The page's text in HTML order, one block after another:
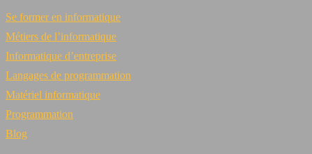
Se former en informatique
Métiers de l’informatique
Informatique d’entreprise
Langages de programmation
Matériel informatique
Programmation
Blog